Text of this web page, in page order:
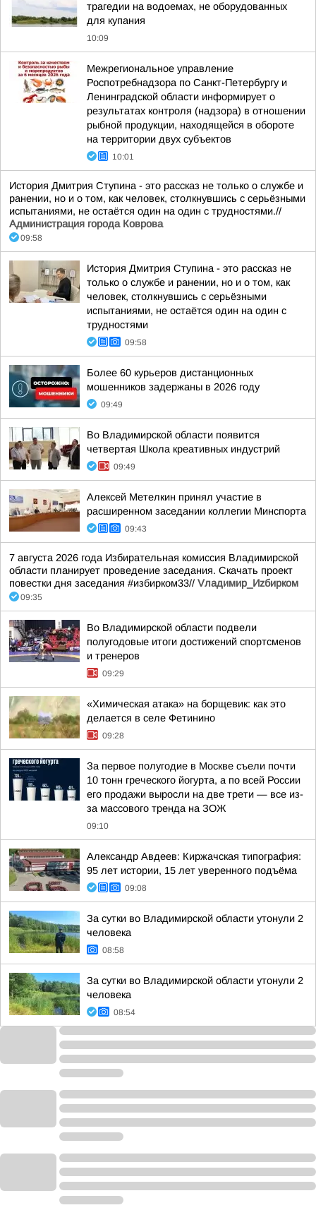
трагедии на водоемах, не оборудованных
для купания
10:09
Межрегиональное управление
Роспотребнадзора по Санкт-Петербургу и
Ленинградской области информирует о
результатах контроля (надзора) в отношении
рыбной продукции, находящейся в обороте
на территории двух субъектов
10:01
История Дмитрия Ступина - это рассказ не только о службе и
ранении, но и о том, как человек, столкнувшись с серьёзными
испытаниями, не остаётся один на один с трудностями.//
Администрация города Коврова
09:58
История Дмитрия Ступина - это рассказ не
только о службе и ранении, но и о том, как
человек, столкнувшись с серьёзными
испытаниями, не остаётся один на один с
трудностями
09:58
Более 60 курьеров дистанционных
мошенников задержаны в 2026 году
09:49
Во Владимирской области появится
четвертая Школа креативных индустрий
09:49
Алексей Метелкин принял участие в
расширенном заседании коллегии Минспорта
09:43
7 августа 2026 года Избирательная комиссия Владимирской
области планирует проведение заседания. Скачать проект
повестки дня заседания #избирком33// Vладимир_Иzбирком
09:35
Во Владимирской области подвели
полугодовые итоги достижений спортсменов
и тренеров
09:29
«Химическая атака» на борщевик: как это
делается в селе Фетинино
09:28
За первое полугодие в Москве съели почти
10 тонн греческого йогурта, а по всей России
его продажи выросли на две трети — все из-
за массового тренда на ЗОЖ
09:10
Александр Авдеев: Киржачская типография:
95 лет истории, 15 лет уверенного подъёма
09:08
За сутки во Владимирской области утонули 2
человека
08:58
За сутки во Владимирской области утонули 2
человека
08:54